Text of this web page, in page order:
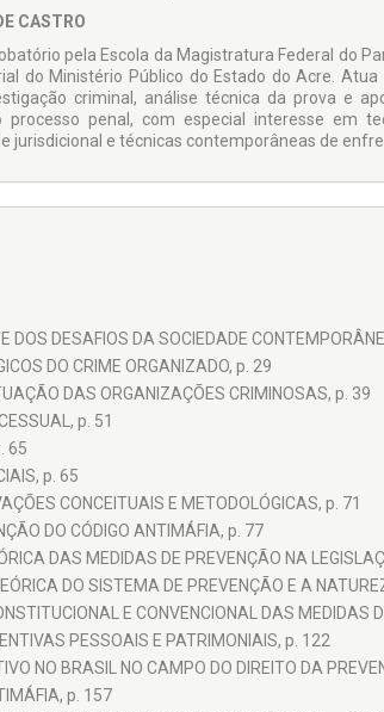
CASTRO
pela Escola da Magistratura Federal do
do Ministério Público do Estado do Acre.
criminal, análise técnica da prova e
processo penal, com especial interesse em
jurisdicional e técnicas contemporâneas de
DOS DESAFIOS DA SOCIEDADE
DO CRIME ORGANIZADO, p. 29
DAS ORGANIZAÇÕES CRIMINOSAS, p. 39
p. 51
65
p. 65
CONCEITUAIS E METODOLÓGICAS, p. 71
DO CÓDIGO ANTIMÁFIA, p. 77
DAS MEDIDAS DE PREVENÇÃO NA
DO SISTEMA DE PREVENÇÃO E A
E CONVENCIONAL DAS MEDIDAS
PESSOAIS E PATRIMONIAIS, p. 122
NO BRASIL NO CAMPO DO DIREITO DA
p. 157